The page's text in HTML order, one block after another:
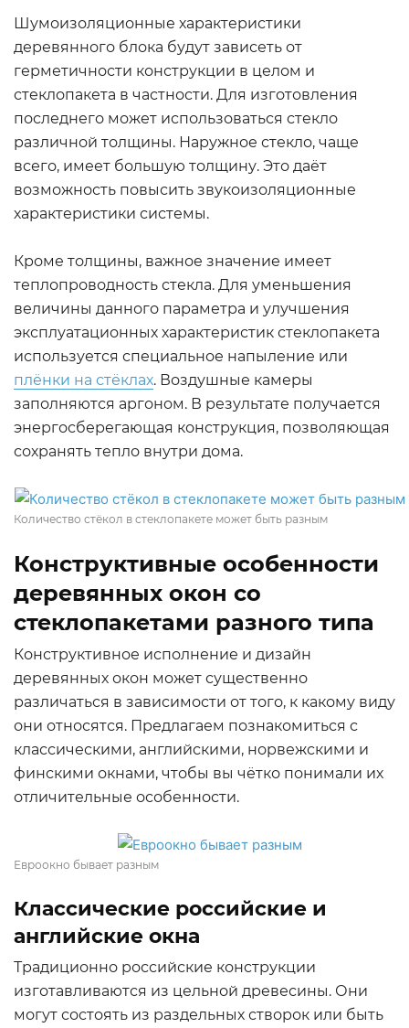
Шумоизоляционные характеристики
деревянного блока будут зависеть от
герметичности конструкции в целом и
стеклопакета в частности. Для изготовления
последнего может использоваться стекло
различной толщины. Наружное стекло, чаще
всего, имеет большую толщину. Это даёт
возможность повысить звукоизоляционные
характеристики системы.
Кроме толщины, важное значение имеет
теплопроводность стекла. Для уменьшения
величины данного параметра и улучшения
эксплуатационных характеристик стеклопакета
используется специальное напыление или
плёнки на стёклах. Воздушные камеры
заполняются аргоном. В результате получается
энергосберегающая конструкция, позволяющая
сохранять тепло внутри дома.
Количество стёкол в стеклопакете может быть разным
Конструктивные особенности
деревянных окон со
стеклопакетами разного типа
Конструктивное исполнение и дизайн
деревянных окон может существенно
различаться в зависимости от того, к какому виду
они относятся. Предлагаем познакомиться с
классическими, английскими, норвежскими и
финскими окнами, чтобы вы чётко понимали их
отличительные особенности.
Евроокно бывает разным
Классические российские и
английские окна
Традиционно российские конструкции
изготавливаются из цельной древесины. Они
могут состоять из раздельных створок или быть